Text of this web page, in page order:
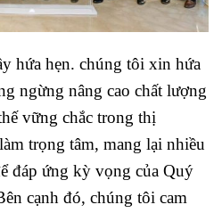
hứa hẹn. chúng tôi xin hứa
ngừng nâng cao chất lượng
vững chắc trong thị
trọng tâm, mang lại nhiều
đáp ứng kỳ vọng của Quý
cạnh đó, chúng tôi cam